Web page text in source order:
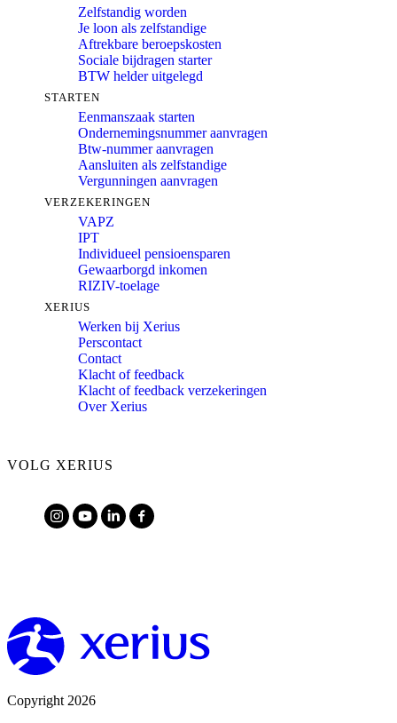
Zelfstandig worden
Je loon als zelfstandige
Aftrekbare beroepskosten
Sociale bijdragen starter
BTW helder uitgelegd
STARTEN
Eenmanszaak starten
Ondernemingsnummer aanvragen
Btw-nummer aanvragen
Aansluiten als zelfstandige
Vergunningen aanvragen
VERZEKERINGEN
VAPZ
IPT
Individueel pensioensparen
Gewaarborgd inkomen
RIZIV-toelage
XERIUS
Werken bij Xerius
Perscontact
Contact
Klacht of feedback
Klacht of feedback verzekeringen
Over Xerius
VOLG XERIUS
Copyright 2026